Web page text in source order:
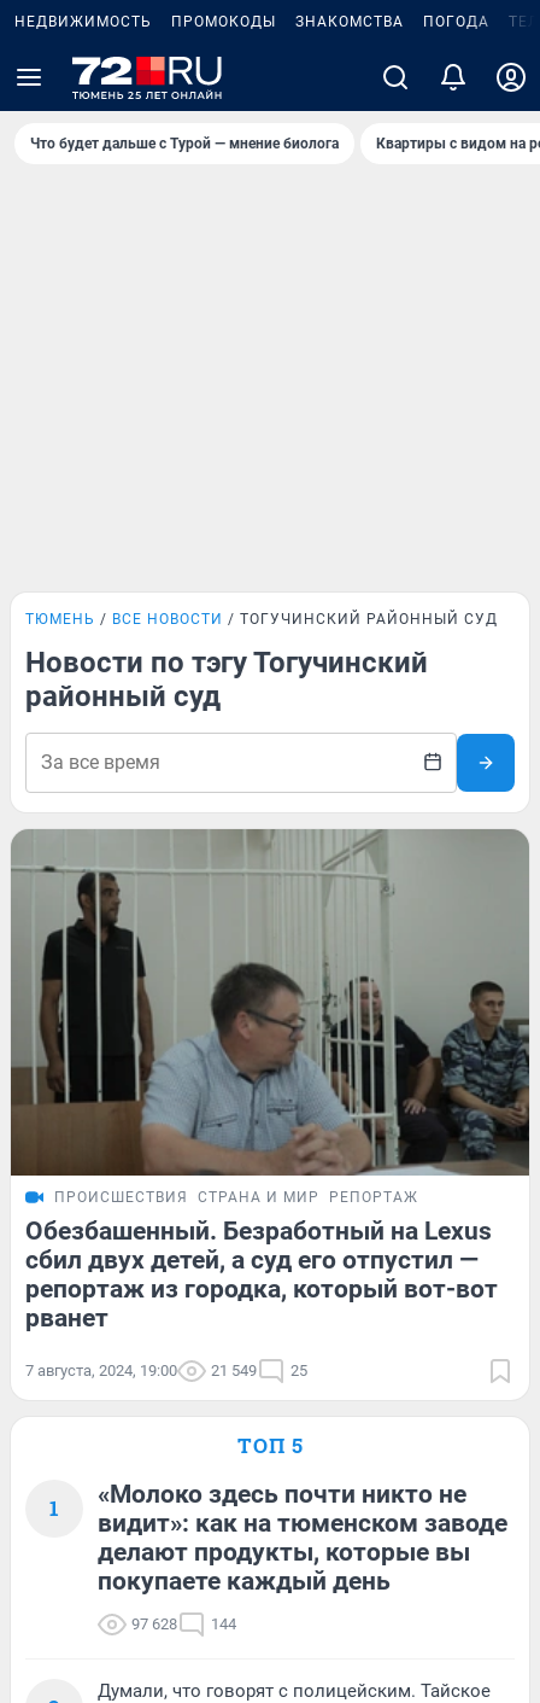
НЕДВИЖИМОСТЬ ПРОМОКОДЫ ЗНАКОМСТВА ПОГОДА
Что будет дальше с Турой — мнение биолога Квартиры с видом на
ТЮМЕНЬ ВСЕ НОВОСТИ ТОГУЧИНСКИЙ РАЙОННЫЙ СУД
Новости по тэгу Тогучинский
районный суд
ПРОИСШЕСТВИЯ СТРАНА И МИР РЕПОРТАЖ
Обезбашенный. Безработный на Lexus
сбил двух детей, а суд его отпустил —
репортаж из городка, который вот-вот
рванет
7 августа, 2024, 19:00 21 549 25
ТОП 5
1
«Молоко здесь почти никто не
видит»: как на тюменском заводе
делают продукты, которые вы
покупаете каждый день
97 628 144
Думали, что говорят с полицейским. Тайское